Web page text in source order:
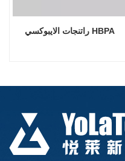
راتنجات الايبوكسي HBPA